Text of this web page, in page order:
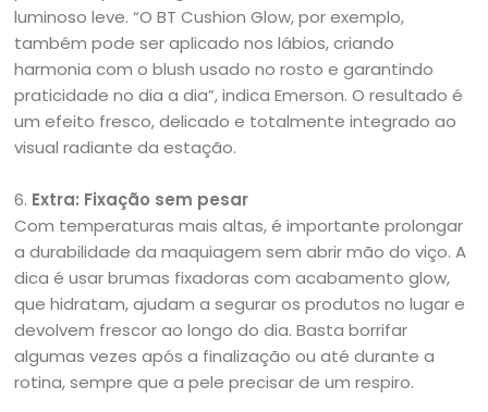
luminoso leve. “O BT Cushion Glow, por exemplo,
também pode ser aplicado nos lábios, criando
harmonia com o blush usado no rosto e garantindo
praticidade no dia a dia”, indica Emerson. O resultado é
um efeito fresco, delicado e totalmente integrado ao
visual radiante da estação.
6. Extra: Fixação sem pesar
Com temperaturas mais altas, é importante prolongar
a durabilidade da maquiagem sem abrir mão do viço. A
dica é usar brumas fixadoras com acabamento glow,
que hidratam, ajudam a segurar os produtos no lugar e
devolvem frescor ao longo do dia. Basta borrifar
algumas vezes após a finalização ou até durante a
rotina, sempre que a pele precisar de um respiro.